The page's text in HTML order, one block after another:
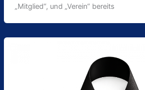
„Mitglied“, und „Verein“ bereits